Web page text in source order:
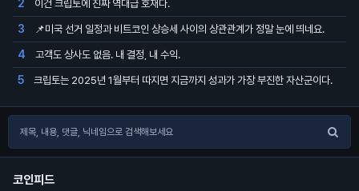
2 이건 크립토에 진짜 역대급 호재다.
3 📌미국 선거 일정과 비트코인 상승세 사이의 상관관계가 정말 눈에 띄네요.
4 고객도 상사도 없음. 내 결정, 내 수익.
5 크립토는 2025년 1월부터 따지면 지금까지 성과가 가장 부진한 자산군이다.
코인피드